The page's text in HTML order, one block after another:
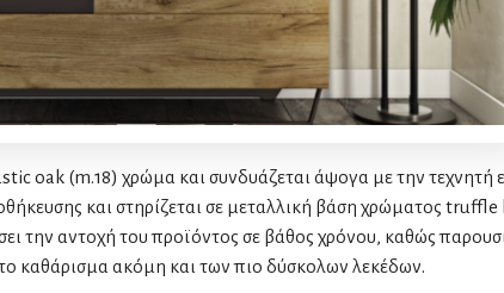
oak (m.18) χρώμα και συνδυάζεται άψογα με την
και στηρίζεται σε μεταλλική βάση χρώματος
την αντοχή του προϊόντος σε βάθος χρόνου, καθώς
καθάρισμα ακόμη και των πιο δύσκολων λεκέδων.